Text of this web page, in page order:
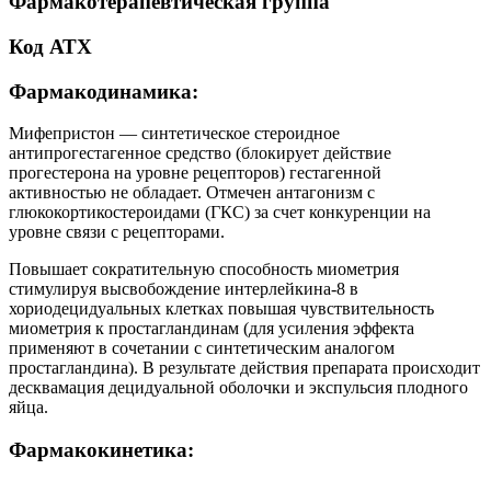
Код АТХ
Фармакодинамика:
Мифепристон — синтетическое стероидное
антипрогестагенное средство (блокирует действие
прогестерона на уровне рецепторов) гестагенной
активностью не обладает. Отмечен антагонизм с
глюкокортикостероидами (ГКС) за счет конкуренции на
уровне связи с рецепторами.
Повышает сократительную способность миометрия
стимулируя высвобождение интерлейкина-8 в
хориодецидуальных клетках повышая чувствительность
миометрия к простагландинам (для усиления эффекта
применяют в сочетании с синтетическим аналогом
простагландина). В результате действия препарата происходит
десквамация децидуальной оболочки и экспульсия плодного
яйца.
Фармакокинетика: